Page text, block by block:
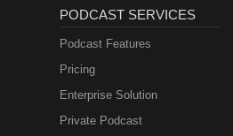
PODCAST SERVICES
Podcast Features
Pricing
Enterprise Solution
Private Podcast